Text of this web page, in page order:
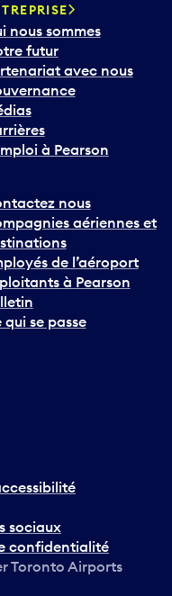
nous sommes
futur
avec nous
à Pearson
nous
aériennes et
de l’aéroport
à Pearson
qui se passe
sociaux
confidentialité
Toronto Airports